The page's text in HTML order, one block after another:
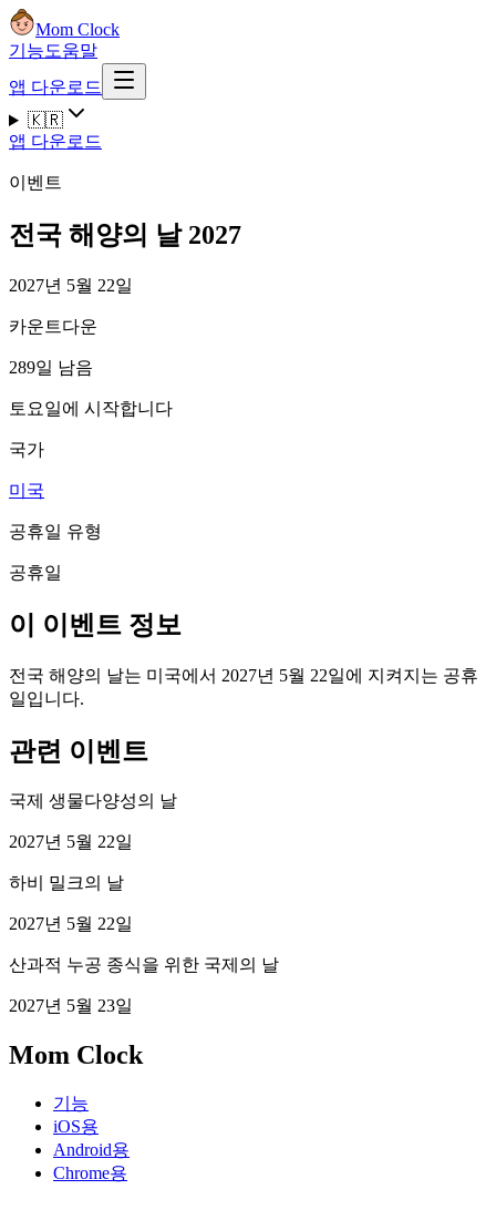
Mom Clock
기능도움말
앱 다운로드
🇰🇷
앱 다운로드
이벤트
전국 해양의 날 2027
2027년 5월 22일
카운트다운
289일 남음
토요일에 시작합니다
국가
미국
공휴일 유형
공휴일
이 이벤트 정보
전국 해양의 날는 미국에서 2027년 5월 22일에 지켜지는 공휴
일입니다.
관련 이벤트
국제 생물다양성의 날
2027년 5월 22일
하비 밀크의 날
2027년 5월 22일
산과적 누공 종식을 위한 국제의 날
2027년 5월 23일
Mom Clock
기능
iOS용
Android용
Chrome용